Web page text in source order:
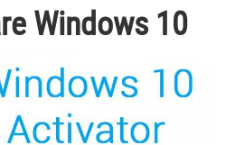
Windows 10